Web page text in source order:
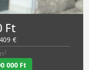
Ft
€
2
000 Ft